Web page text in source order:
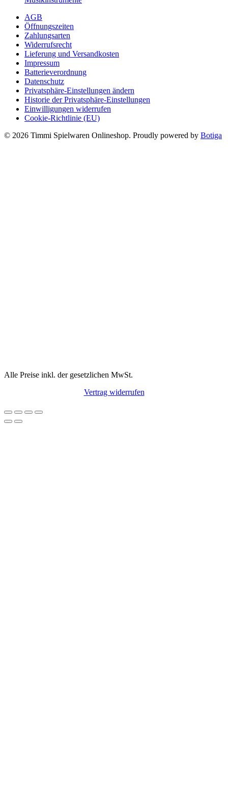
AGB
Öffnungszeiten
Zahlungsarten
Widerrufsrecht
Lieferung und Versandkosten
Impressum
Batterieverordnung
Datenschutz
Privatsphäre-Einstellungen ändern
Historie der Privatsphäre-Einstellungen
Einwilligungen widerrufen
Cookie-Richtlinie (EU)
© 2026 Timmi Spielwaren Onlineshop. Proudly powered by Botiga
Alle Preise inkl. der gesetzlichen MwSt.
Vertrag widerrufen